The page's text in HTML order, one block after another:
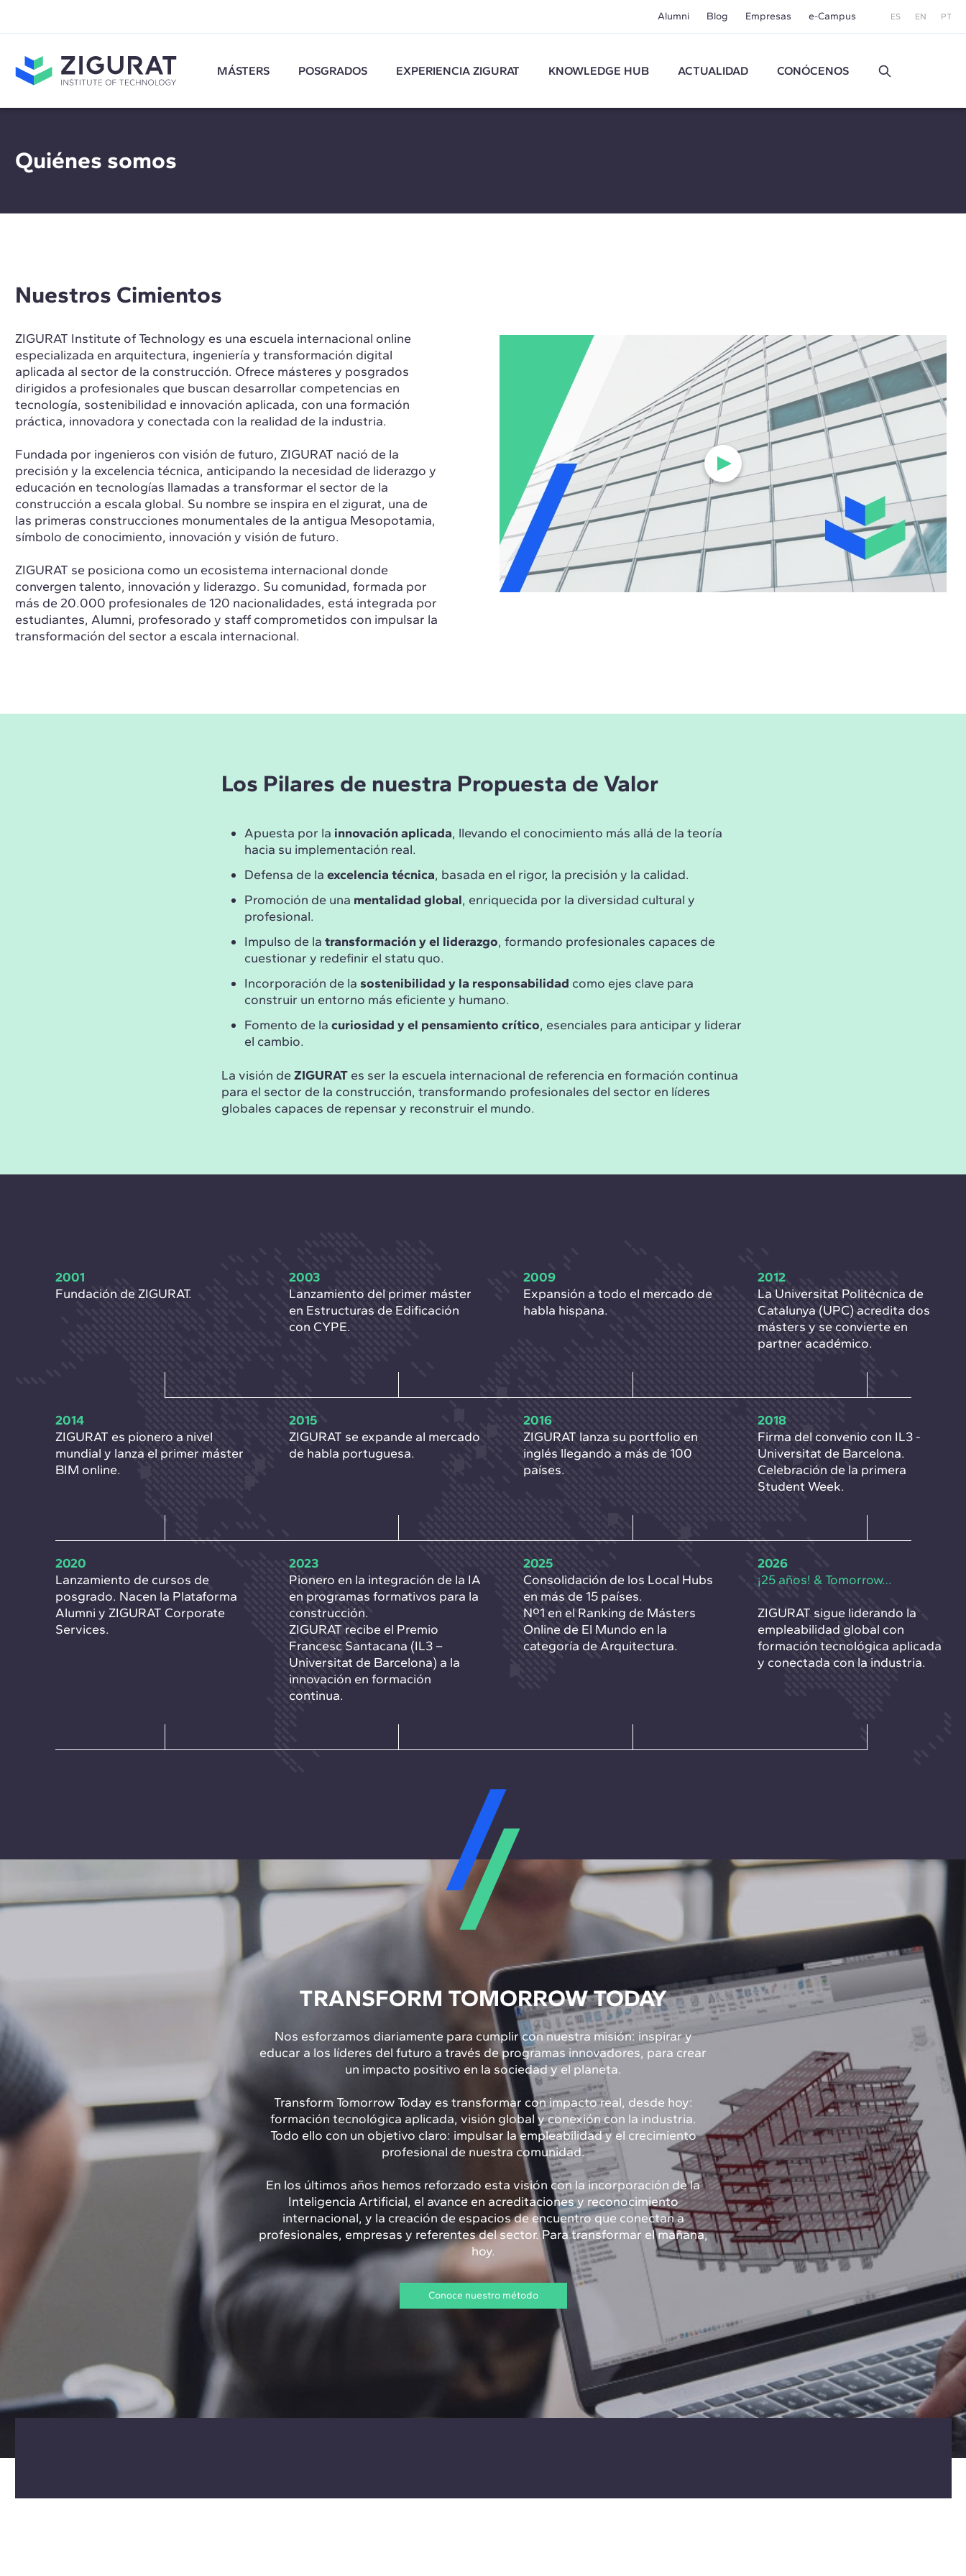
Alumni Blog Empresas e-Campus ES EN PT
MÁSTERS POSGRADOS EXPERIENCIA ZIGURAT KNOWLEDGE HUB ACTUALIDAD CONÓCENOS
Quiénes somos
Nuestros Cimientos
ZIGURAT Institute of Technology es una escuela internacional online
especializada en arquitectura, ingeniería y transformación digital
aplicada al sector de la construcción. Ofrece másteres y posgrados
dirigidos a profesionales que buscan desarrollar competencias en
tecnología, sostenibilidad e innovación aplicada, con una formación
práctica, innovadora y conectada con la realidad de la industria.
Fundada por ingenieros con visión de futuro, ZIGURAT nació de la
precisión y la excelencia técnica, anticipando la necesidad de liderazgo y
educación en tecnologías llamadas a transformar el sector de la
construcción a escala global. Su nombre se inspira en el zigurat, una de
las primeras construcciones monumentales de la antigua Mesopotamia,
símbolo de conocimiento, innovación y visión de futuro.
ZIGURAT se posiciona como un ecosistema internacional donde
convergen talento, innovación y liderazgo. Su comunidad, formada por
más de 20.000 profesionales de 120 nacionalidades, está integrada por
estudiantes, Alumni, profesorado y staff comprometidos con impulsar la
transformación del sector a escala internacional.
Los Pilares de nuestra Propuesta de Valor
Apuesta por la innovación aplicada, llevando el conocimiento más allá de la teoría
hacia su implementación real.
Defensa de la excelencia técnica, basada en el rigor, la precisión y la calidad.
Promoción de una mentalidad global, enriquecida por la diversidad cultural y
profesional.
Impulso de la transformación y el liderazgo, formando profesionales capaces de
cuestionar y redefinir el statu quo.
Incorporación de la sostenibilidad y la responsabilidad como ejes clave para
construir un entorno más eficiente y humano.
Fomento de la curiosidad y el pensamiento crítico, esenciales para anticipar y liderar
el cambio.
La visión de ZIGURAT es ser la escuela internacional de referencia en formación continua
para el sector de la construcción, transformando profesionales del sector en líderes
globales capaces de repensar y reconstruir el mundo.
2001
Fundación de ZIGURAT.
2003
Lanzamiento del primer máster
en Estructuras de Edificación
con CYPE.
2009
Expansión a todo el mercado de
habla hispana.
2012
La Universitat Politécnica de
Catalunya (UPC) acredita dos
másters y se convierte en
partner académico.
2014
ZIGURAT es pionero a nivel
mundial y lanza el primer máster
BIM online.
2015
ZIGURAT se expande al mercado
de habla portuguesa.
2016
ZIGURAT lanza su portfolio en
inglés llegando a más de 100
países.
2018
Firma del convenio con IL3 -
Universitat de Barcelona.
Celebración de la primera
Student Week.
2020
Lanzamiento de cursos de
posgrado. Nacen la Plataforma
Alumni y ZIGURAT Corporate
Services.
2023
Pionero en la integración de la IA
en programas formativos para la
construcción.
ZIGURAT recibe el Premio
Francesc Santacana (IL3 –
Universitat de Barcelona) a la
innovación en formación
continua.
2025
Consolidación de los Local Hubs
en más de 15 países.
Nº1 en el Ranking de Másters
Online de El Mundo en la
categoría de Arquitectura.
2026
¡25 años! & Tomorrow…
ZIGURAT sigue liderando la
empleabilidad global con
formación tecnológica aplicada
y conectada con la industria.
TRANSFORM TOMORROW TODAY
Nos esforzamos diariamente para cumplir con nuestra misión: inspirar y
educar a los líderes del futuro a través de programas innovadores, para crear
un impacto positivo en la sociedad y el planeta.
Transform Tomorrow Today es transformar con impacto real, desde hoy:
formación tecnológica aplicada, visión global y conexión con la industria.
Todo ello con un objetivo claro: impulsar la empleabilidad y el crecimiento
profesional de nuestra comunidad.
En los últimos años hemos reforzado esta visión con la incorporación de la
Inteligencia Artificial, el avance en acreditaciones y reconocimiento
internacional, y la creación de espacios de encuentro que conectan a
profesionales, empresas y referentes del sector. Para transformar el mañana,
hoy.
Conoce nuestro método